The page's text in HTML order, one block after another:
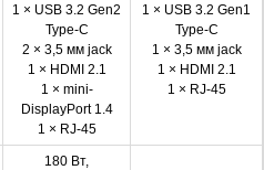
1 × USB 3.2 Gen2
Type-C
2 × 3,5 мм jack
1 × HDMI 2.1
1 × mini-
DisplayPort 1.4
1 × RJ-45
1 × USB 3.2 Gen1
Type-C
1 × 3,5 мм jack
1 × HDMI 2.1
1 × RJ-45
180 Вт,